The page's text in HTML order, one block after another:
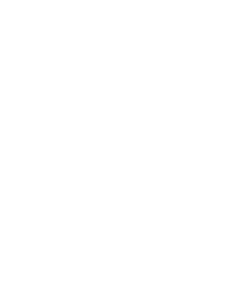
am